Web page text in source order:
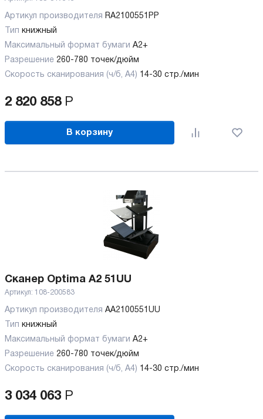
Артикул производителя RA2100551PP
Тип книжный
Максимальный формат бумаги А2+
Разрешение 260-780 точек/дюйм
Скорость сканирования (ч/б, А4) 14-30 стр./мин
2 820 858 Р
В корзину
Сканер Optima A2 51UU
Артикул: 108-200583
Артикул производителя AA2100551UU
Тип книжный
Максимальный формат бумаги А2+
Разрешение 260-780 точек/дюйм
Скорость сканирования (ч/б, А4) 14-30 стр./мин
3 034 063 Р